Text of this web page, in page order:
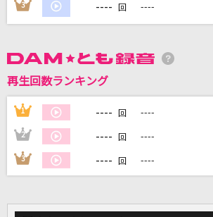
カラオケ最新情報をチェック！
3 ---- 回 ----
再生回数ランキング
1 ---- 回 ----
2 ---- 回 ----
3 ---- 回 ----